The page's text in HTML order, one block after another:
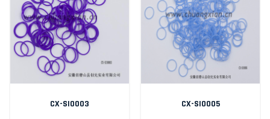
CX-SI0003 CX-SI0005